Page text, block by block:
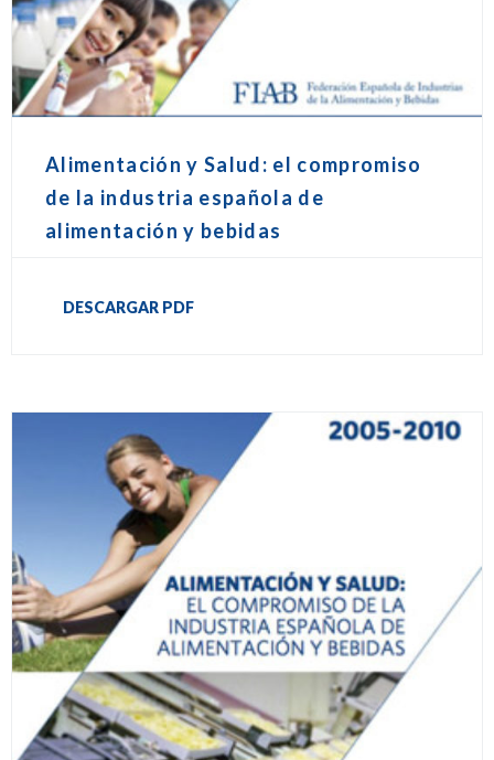
Alimentación y Salud: el compromiso
de la industria española de
alimentación y bebidas
DESCARGAR PDF